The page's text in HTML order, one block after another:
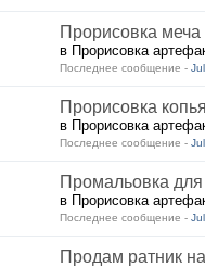
Прорисовка
в Прорисовка
Последнее сообщение -
Прорисовка
в Прорисовка
Последнее сообщение -
Промальовка
в Прорисовка
Последнее сообщение -
Продам ратник